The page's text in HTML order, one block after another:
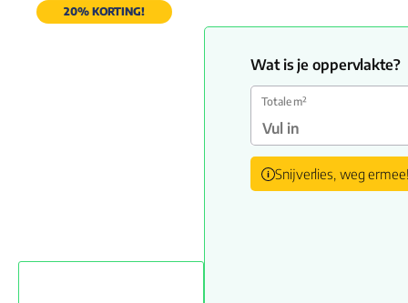
20% KORTING!
Wat is je oppervlakte?
Totale m²
Snijverlies, weg